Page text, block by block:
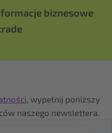
biznesowe
, wypełnij poniższy
naszego newslettera.